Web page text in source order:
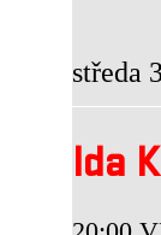
středa
Ida